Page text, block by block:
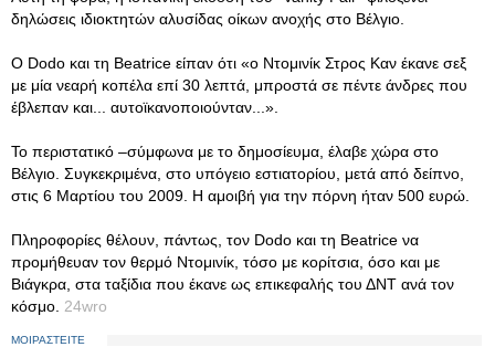
δηλώσεις ιδιοκτητών αλυσίδας οίκων ανοχής στο Βέλγιο.
Ο Dodo και τη Beatrice είπαν ότι «ο Ντομινίκ Στρος Καν έκανε σεξ
με μία νεαρή κοπέλα επί 30 λεπτά, μπροστά σε πέντε άνδρες που
έβλεπαν και... αυτοϊκανοποιούνταν...».
Το περιστατικό –σύμφωνα με το δημοσίευμα, έλαβε χώρα στο
Βέλγιο. Συγκεκριμένα, στο υπόγειο εστιατορίου, μετά από δείπνο,
στις 6 Μαρτίου του 2009. Η αμοιβή για την πόρνη ήταν 500 ευρώ.
Πληροφορίες θέλουν, πάντως, τον Dodo και τη Beatrice να
προμήθευαν τον θερμό Ντομινίκ, τόσο με κορίτσια, όσο και με
Βιάγκρα, στα ταξίδια που έκανε ως επικεφαλής του ΔΝΤ ανά τον
κόσμο. 24wro
ΜΟΙΡΑΣΤΕΙΤΕ